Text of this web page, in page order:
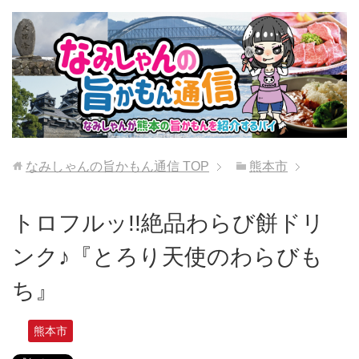
なみしゃんの旨かもん通信 TOP 熊本市
トロフルッ!!絶品わらび餅ドリ
ンク♪『とろり天使のわらびも
ち』
熊本市